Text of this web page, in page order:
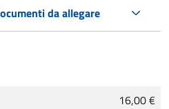
da allegare
16,00 €